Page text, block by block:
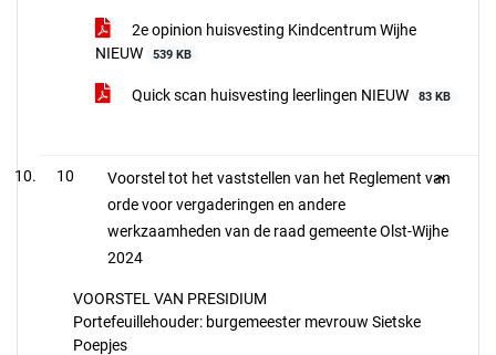
2e opinion huisvesting Kindcentrum Wijhe
NIEUW
539 KB
Quick scan huisvesting leerlingen NIEUW 83 KB
10
Voorstel tot het vaststellen van het Reglement van
orde voor vergaderingen en andere
werkzaamheden van de raad gemeente Olst-Wijhe
2024
VOORSTEL VAN PRESIDIUM
Portefeuillehouder: burgemeester mevrouw Sietske
Poepjes